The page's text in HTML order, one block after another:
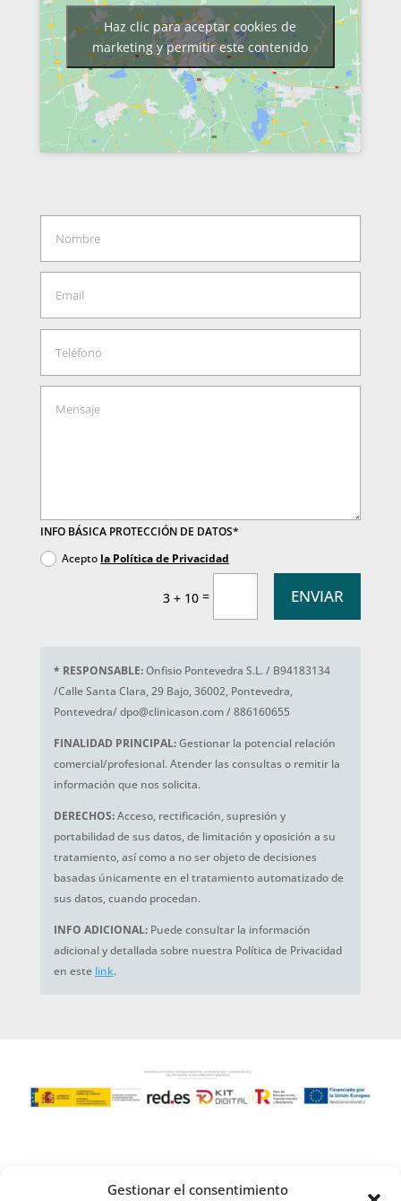
Gestionar el consentimiento
Haz clic para aceptar cookies de
marketing y permitir este contenido
INFO BÁSICA PROTECCIÓN DE DATOS*
Acepto la Política de Privacidad
3 + 10 = ENVIAR
* RESPONSABLE:Onfisio Pontevedra S.L. / B94183134
/Calle Santa Clara, 29 Bajo, 36002, Pontevedra,
Pontevedra/ dpo@clinicason.com / 886160655
FINALIDAD PRINCIPAL:Gestionar la potencial relación
comercial/profesional. Atender las consultas o remitir la
información que nos solicita.
DERECHOS:Acceso, rectificación, supresión y
portabilidad de sus datos, de limitación y oposición a su
tratamiento, así como a no ser objeto de decisiones
basadas únicamente en el tratamiento automatizado de
sus datos, cuando procedan.
INFO ADICIONAL: Puede consultar la información
adicional y detallada sobre nuestra Política de Privacidad
en este link.